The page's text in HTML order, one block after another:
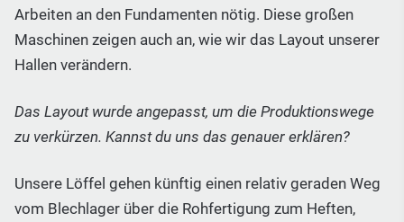
Arbeiten an den Fundamenten nötig. Diese großen
Maschinen zeigen auch an, wie wir das Layout unserer
Hallen verändern.
Das Layout wurde angepasst, um die Produktionswege
zu verkürzen. Kannst du uns das genauer erklären?
Unsere Löffel gehen künftig einen relativ geraden Weg
vom Blechlager über die Rohfertigung zum Heften,